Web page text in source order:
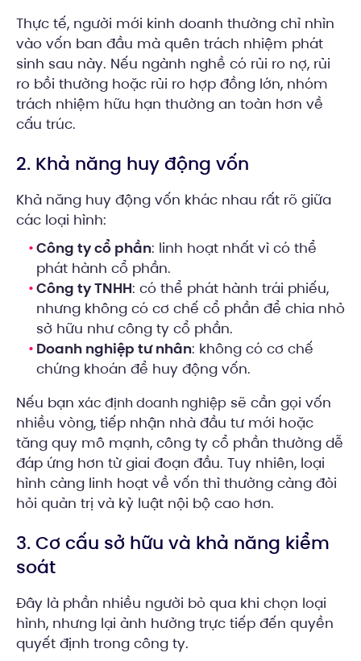
Thực tế, người mới kinh doanh thường chỉ nhìn
vào vốn ban đầu mà quên trách nhiệm phát
sinh sau này. Nếu ngành nghề có rủi ro nợ, rủi
ro bồi thường hoặc rủi ro hợp đồng lớn, nhóm
trách nhiệm hữu hạn thường an toàn hơn về
cấu trúc.
2. Khả năng huy động vốn
Khả năng huy động vốn khác nhau rất rõ giữa
các loại hình:
Công ty cổ phần: linh hoạt nhất vì có thể
phát hành cổ phần.
Công ty TNHH: có thể phát hành trái phiếu,
nhưng không có cơ chế cổ phần để chia nhỏ
sở hữu như công ty cổ phần.
Doanh nghiệp tư nhân: không có cơ chế
chứng khoán để huy động vốn.
Nếu bạn xác định doanh nghiệp sẽ cần gọi vốn
nhiều vòng, tiếp nhận nhà đầu tư mới hoặc
tăng quy mô mạnh, công ty cổ phần thường dễ
đáp ứng hơn từ giai đoạn đầu. Tuy nhiên, loại
hình càng linh hoạt về vốn thì thường càng đòi
hỏi quản trị và kỷ luật nội bộ cao hơn.
3. Cơ cấu sở hữu và khả năng kiểm
soát
Đây là phần nhiều người bỏ qua khi chọn loại
hình, nhưng lại ảnh hưởng trực tiếp đến quyền
quyết định trong công ty.